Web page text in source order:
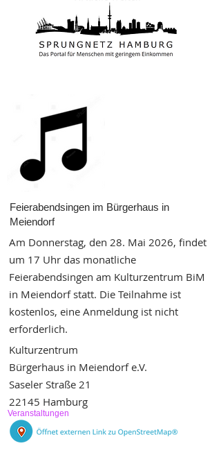
Feierabendsingen im Bürgerhaus in
Meiendorf
Am Donnerstag, den 28. Mai 2026, findet
um 17 Uhr das monatliche
Feierabendsingen am Kulturzentrum BiM
in Meiendorf statt. Die Teilnahme ist
kostenlos, eine Anmeldung ist nicht
erforderlich.
Veranstaltungen
Kulturzentrum
Bürgerhaus in Meiendorf e.V.
Saseler Straße 21
22145 Hamburg